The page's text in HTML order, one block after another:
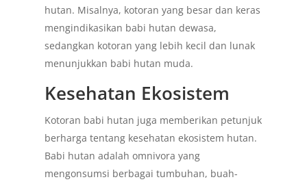
hutan. Misalnya, kotoran yang besar dan keras
mengindikasikan babi hutan dewasa,
sedangkan kotoran yang lebih kecil dan lunak
menunjukkan babi hutan muda.
Kesehatan Ekosistem
Kotoran babi hutan juga memberikan petunjuk
berharga tentang kesehatan ekosistem hutan.
Babi hutan adalah omnivora yang
mengonsumsi berbagai tumbuhan, buah-